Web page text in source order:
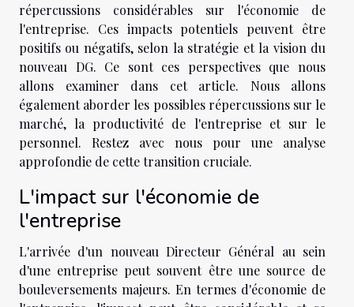
répercussions considérables sur l'économie de
l'entreprise. Ces impacts potentiels peuvent être
positifs ou négatifs, selon la stratégie et la vision du
nouveau DG. Ce sont ces perspectives que nous
allons examiner dans cet article. Nous allons
également aborder les possibles répercussions sur le
marché, la productivité de l'entreprise et sur le
personnel. Restez avec nous pour une analyse
approfondie de cette transition cruciale.
L'impact sur l'économie de
l'entreprise
L'arrivée d'un nouveau Directeur Général au sein
d'une entreprise peut souvent être une source de
bouleversements majeurs. En termes d'économie de